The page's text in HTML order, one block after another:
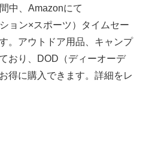
中、Amazonにて
ョン×スポーツ）タイムセー
。アウトドア用品、キャンプ
おり、DOD（ディーオーデ
得に購入できます。詳細をレ